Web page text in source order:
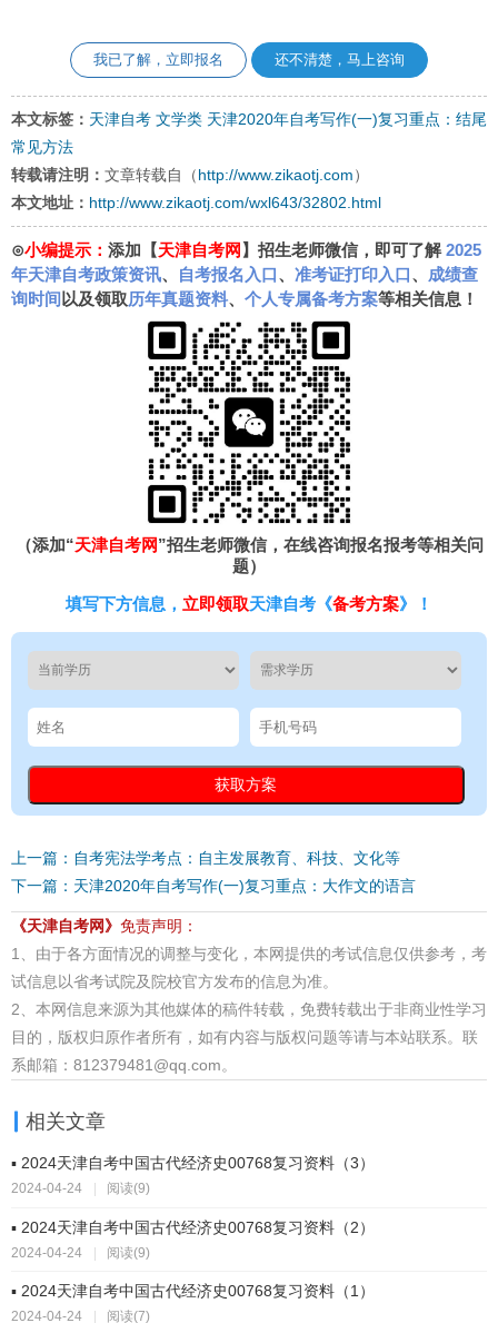
我已了解，立即报名 还不清楚，马上咨询
本文标签： 天津自考 文学类 天津2020年自考写作(一)复习重点：结尾
常见方法
转载请注明： 文章转载自（ http://www.zikaotj.com ）
本文地址： http://www.zikaotj.com/wxl643/32802.html
⊙小编提示： 添加【天津自考网 】招生老师微信，即可了解2025
年天津自考政策资讯、 自考报名入口、 准考证打印入口、 成绩查
询时间 以及领取历年真题资料、 个人专属备考方案等相关信息！
（添加“天津自考网”招生老师微信，在线咨询报名报考等相关问
题）
填写下方信息， 立即领取天津自考《备考方案》！
上一篇：自考宪法学考点：自主发展教育、科技、文化等
下一篇：天津2020年自考写作(一)复习重点：大作文的语言
《天津自考网》 免责声明：
1、由于各方面情况的调整与变化，本网提供的考试信息仅供参考，考
试信息以省考试院及院校官方发布的信息为准。
2、本网信息来源为其他媒体的稿件转载，免费转载出于非商业性学习
目的，版权归原作者所有，如有内容与版权问题等请与本站联系。联
系邮箱：812379481@qq.com。
相关文章
▪ 2024天津自考中国古代经济史00768复习资料（3）
2024-04-24 | 阅读(9)
▪ 2024天津自考中国古代经济史00768复习资料（2）
2024-04-24 | 阅读(9)
▪ 2024天津自考中国古代经济史00768复习资料（1）
2024-04-24 阅读(7)